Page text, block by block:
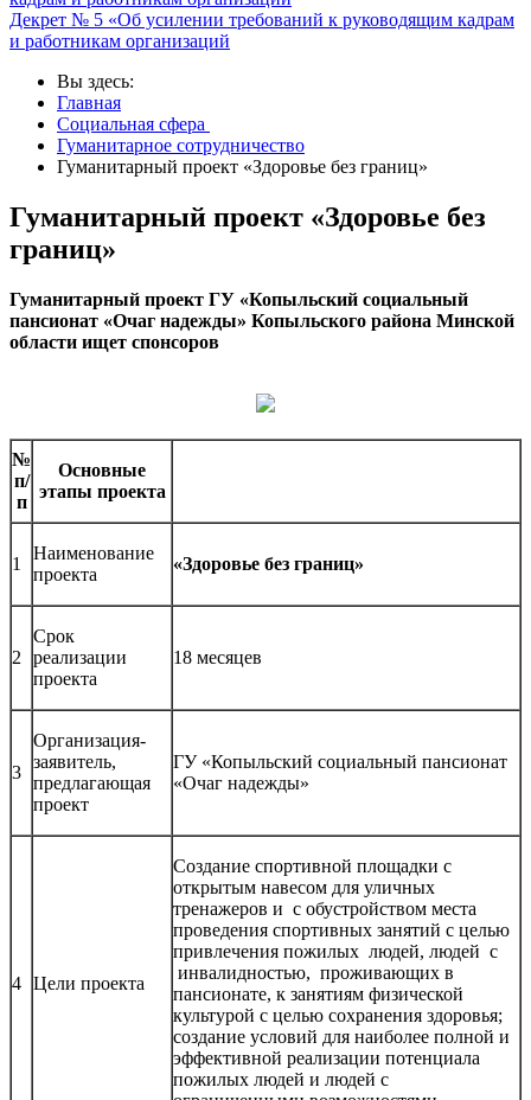
Декрет № 5 «Об усилении требований к руководящим кадрам
и работникам организаций
Вы здесь:
Главная
Социальная сфера
Гуманитарное сотрудничество
Гуманитарный проект «Здоровье без границ»
Гуманитарный проект «Здоровье без
границ»
Гуманитарный проект ГУ «Копыльский социальный
пансионат «Очаг надежды» Копыльского района Минской
области ищет спонсоров
№
п/
п
Основные
этапы проекта
1
Наименование
проекта
«Здоровье без границ»
2
Срок
реализации
проекта
18 месяцев
3
Организация-
заявитель,
предлагающая
проект
ГУ «Копыльский социальный пансионат
«Очаг надежды»
4 Цели проекта
Создание спортивной площадки с
открытым навесом для уличных
тренажеров и с обустройством места
проведения спортивных занятий с целью
привлечения пожилых людей, людей с
инвалидностью, проживающих в
пансионате, к занятиям физической
культурой с целью сохранения здоровья;
создание условий для наиболее полной и
эффективной реализации потенциала
пожилых людей и людей с